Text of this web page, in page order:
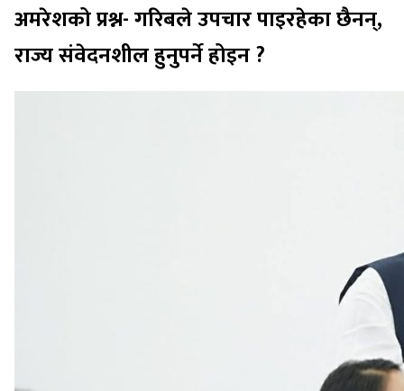
अमरेशको प्रश्न- गरिबले उपचार पाइरहेका छैनन्,
राज्य संवेदनशील हुनुपर्ने होइन ?